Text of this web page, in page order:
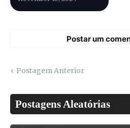
mesmo quando
muito a dizer.
Postar um
Postagem Anterior
Postagens Aleatórias